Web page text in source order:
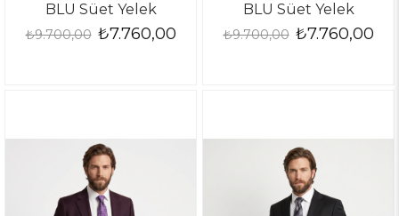
BLU Süet Yelek
₺7.760,00
₺9.700,00
BLU Süet Yelek
₺7.760,00
₺9.700,00